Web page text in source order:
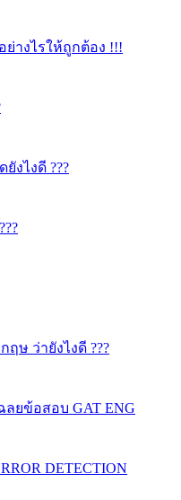
างไรให้ถูกต้อง !!!
งไงดี ???
ษ ว่ายังไงดี ???
ลยข้อสอบ GAT ENG
DETECTION